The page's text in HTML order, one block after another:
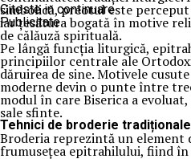
simbolică, preotul este
iar țesătura bogată în motive
de călăuză spirituală.
Pe lângă funcția liturgică,
principiilor centrale ale
dăruirea de sine. Motivele
moderne devin o punte între
modul în care Biserica a
sale sfinte.
Tehnici de broderie tradiționale
Broderia reprezintă un
frumusețea epitrahilului, fiind în
Citeste in continuare
Publicitate